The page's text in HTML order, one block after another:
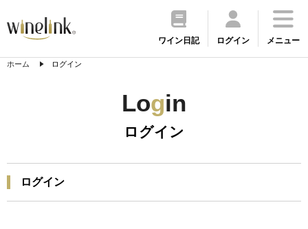
ワイン日記 ログイン メニュー
ホーム ログイン
Login
ログイン
ログイン